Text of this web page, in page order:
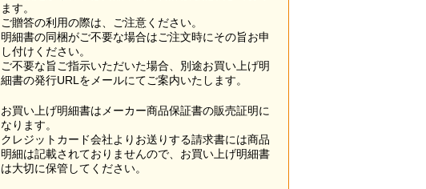
ます。
ご贈答の利用の際は、ご注意ください。
明細書の同梱がご不要な場合はご注文時にその旨お申
し付けください。
ご不要な旨ご指示いただいた場合、別途お買い上げ明
細書の発行URLをメールにてご案内いたします。
お買い上げ明細書はメーカー商品保証書の販売証明に
なります。
クレジットカード会社よりお送りする請求書には商品
明細は記載されておりませんので、お買い上げ明細書
は大切に保管してください。